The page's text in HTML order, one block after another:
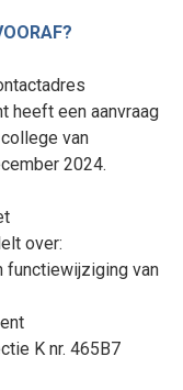
heeft een aanvraag
van
2024.
over:
functiewijziging van
K nr. 465B7